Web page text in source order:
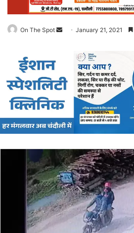
On The Spot
Send
email
January 21, 2021